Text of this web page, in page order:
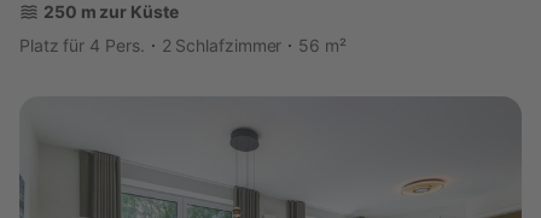
250 m zur Küste
Platz für 4 Pers.
2 Schlafzimmer 56 m²